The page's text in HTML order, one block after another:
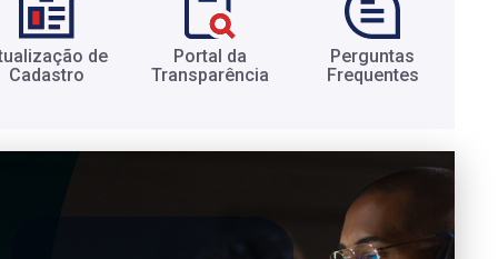
de
Cadastro​
Portal da
Transparência​
Perguntas
Frequentes​